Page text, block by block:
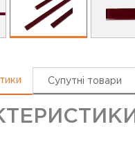
Супутні товари